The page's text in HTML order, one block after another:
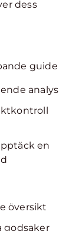
dess
guide
analys
en
översikt
godsaker